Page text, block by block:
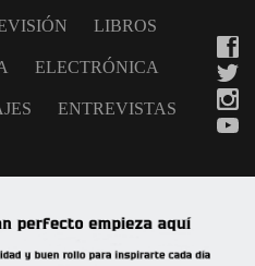
LIBROS
ELECTRÓNICA
ENTREVISTAS